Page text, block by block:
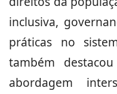
inclusiva,
práticas no
também
abordagem